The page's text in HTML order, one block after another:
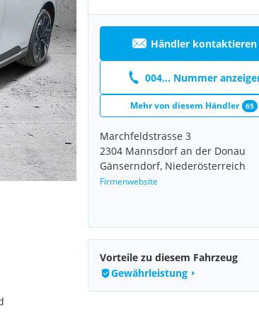
Händler kontaktieren
004... Nummer
Mehr von diesem Händler 65
Marchfeldstrasse 3
2304 Mannsdorf an der Donau
Gänserndorf, Niederösterreich
Firmenwebsite
Vorteile zu diesem Fahrzeug
Gewährleistung